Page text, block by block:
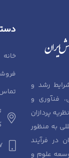
رشد و
فنآوری و
پردازان
به منظور
در فرآیند
علوم و
خانه
تماس